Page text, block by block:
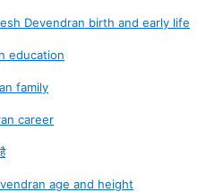
Devendran birth and early life
education
family
career
age and height